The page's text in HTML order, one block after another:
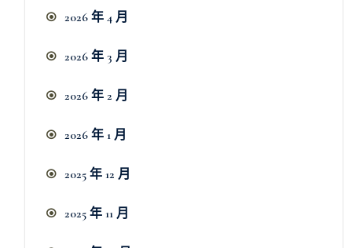
2026 年 4 月
2026 年 3 月
2026 年 2 月
2026 年 1 月
2025 年 12 月
2025 年 11 月